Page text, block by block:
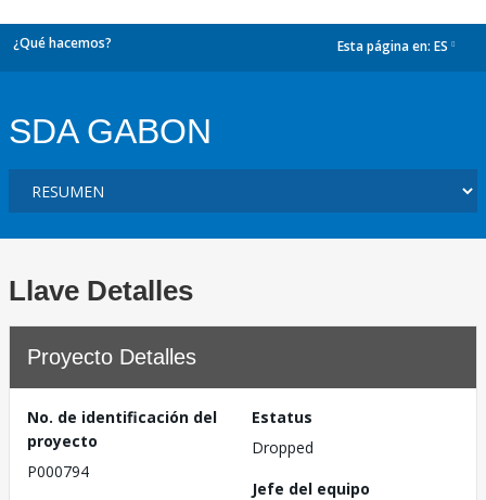
¿Qué hacemos? Esta página en: ES
SDA GABON
Llave Detalles
Proyecto Detalles
No. de identificación del
proyecto
P000794
Estatus
Dropped
Jefe del equipo